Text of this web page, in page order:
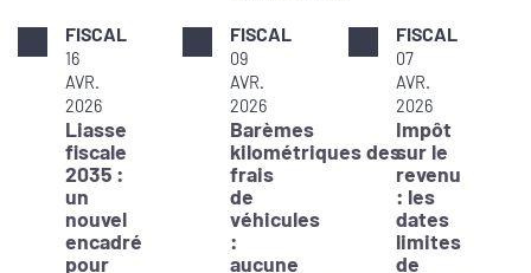
FISCAL
16
AVR.
2026
Liasse
fiscale
2035 :
un
nouvel
encadré
pour
FISCAL
09
AVR.
2026
Barèmes
kilométriques des
frais
de
véhicules
:
aucune
FISCAL
07
AVR.
2026
Impôt
sur le
revenu
: les
dates
limites
de